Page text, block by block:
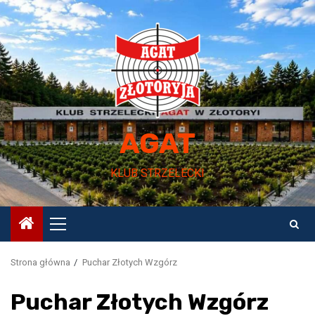
Przejdź
do
treści
AGAT
KLUB STRZELECKI
Menu
główne
Strona główna Puchar Złotych Wzgórz
Puchar Złotych Wzgórz